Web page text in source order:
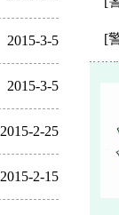
2015-3-5
2015-3-5
2015-2-25
2015-2-15
[